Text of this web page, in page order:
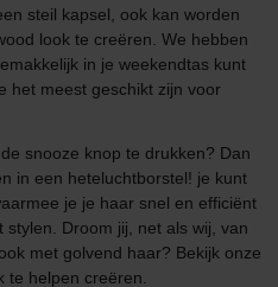
steil kapsel, ook kan worden
look te creëren. We hebben
in je weekendtas kunt
het meest geschikt zijn voor
snooze knop te drukken? Dan
in een heteluchtborstel! je kunt
je je haar snel en efficiënt
Droom jij, net als wij, van
met golvend haar? Bekijk onze
te helpen creëren.